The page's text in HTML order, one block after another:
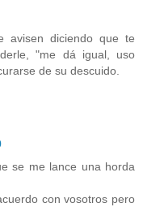
avisen diciendo que te
"me dá igual, uso
de su descuido.
se me lance una horda
con vosotros pero